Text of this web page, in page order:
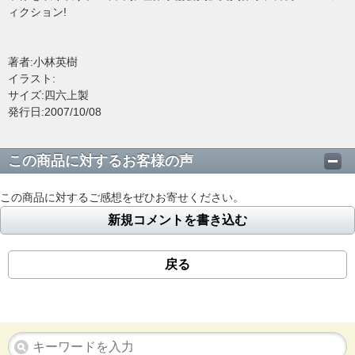
ィクション!
著者:小林英樹
イラスト:
サイズ:四六上製
発行日:2007/10/08
この商品に対するお客様の声
この商品に対するご感想をぜひお寄せください。
新規コメントを書き込む
戻る